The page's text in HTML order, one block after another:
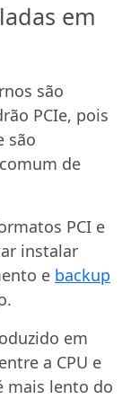
em
são
PCIe, pois
são
de
PCI e
instalar
e backup
em
a CPU e
mais lento do